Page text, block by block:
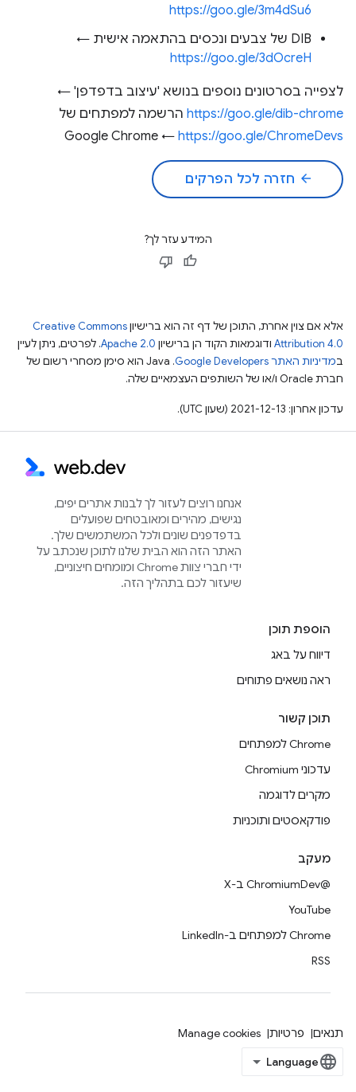
https://goo.gle/3m4dSu6
DIB של צבעים ונכסים בהתאמה אישית ←
https://goo.gle/3dOcreH
לצפייה בסרטונים נוספים בנושא 'עיצוב בדפדפן' ←
https://goo.gle/dib-chrome הרשמה למפתחים של
Google Chrome ← https://goo.gle/ChromeDevs
arrow_back חזרה לכל הפרקים
המידע עזר לך?
אלא אם צוין אחרת, התוכן של דף זה הוא ברישיוןCreative Commons
Attribution 4.0 ודוגמאות הקוד הן ברישיון Apache 2.0. לפרטים, ניתן לעיין
במדיניות האתר Google Developers‏
.‏ Java הוא סימן מסחרי רשום של
חברת Oracle ו/או של השותפים העצמאיים שלה.
עדכון אחרון: 2021-12-13 (שעון UTC).
אנחנו רוצים לעזור לך לבנות אתרים יפים,
נגישים, מהירים ומאובטחים שפועלים
בדפדפנים שונים ולכל המשתמשים שלך.
האתר הזה הוא הבית שלנו לתוכן שנכתב על
ידי חברי צוות Chrome ומומחים חיצוניים,
שיעזור לכם בתהליך הזה.
הוספת תוכן
דיווח על באג
ראה נושאים פתוחים
תוכן קשור
Chrome למפתחים
עדכוני Chromium
מקרים לדוגמה
פודקאסטים ותוכניות
מעקב
@ChromiumDev ב-X
YouTube
Chrome למפתחים ב-LinkedIn
RSS
תנאים פרטיות Manage cookies